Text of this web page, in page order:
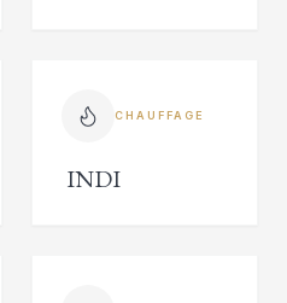
CHAUFFAGE
INDI